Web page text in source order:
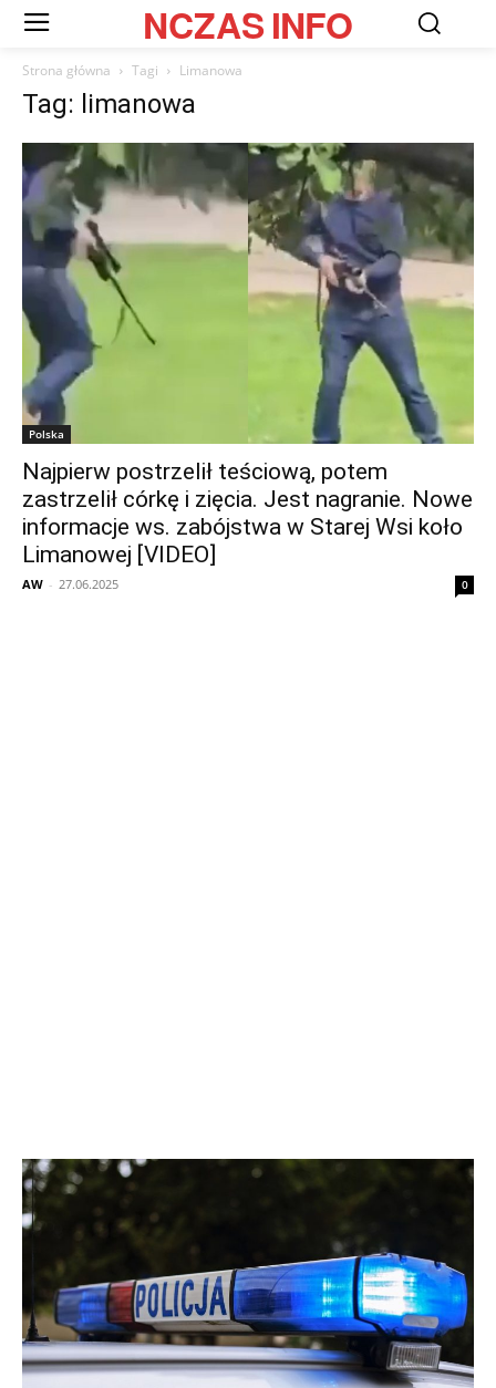
NCZASINFO
Strona główna Tagi Limanowa
Tag: limanowa
Polska
Najpierw postrzelił teściową, potem
zastrzelił córkę i zięcia. Jest nagranie. Nowe
informacje ws. zabójstwa w Starej Wsi koło
Limanowej [VIDEO]
AW - 27.06.2025 0